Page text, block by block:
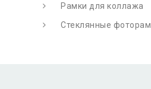
Рамки для коллажа
Стеклянные